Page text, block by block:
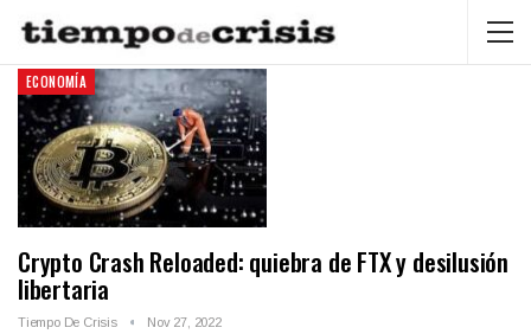
ECONOMÍA
Crypto Crash Reloaded: quiebra de FTX y desilusión
libertaria
Tiempo De Crisis Nov 27, 2022